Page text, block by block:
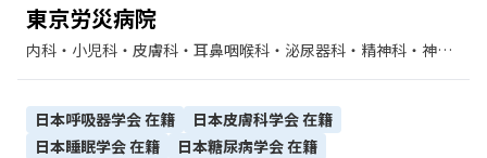
東京労災病院
内科・​小児科・​皮膚科・​耳鼻咽喉科・​泌尿器科・​精神科・神経
科・​臨床検査・病理診断
日本呼吸器学会在籍 日本皮膚科学会在籍
日本睡眠学会在籍 日本糖尿病学会在籍